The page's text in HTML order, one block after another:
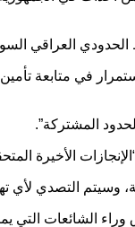
العراقي
في متابعة
المشتركة”.
“الإنجازات
وسيتم التصدي لأي
الشائعات التي